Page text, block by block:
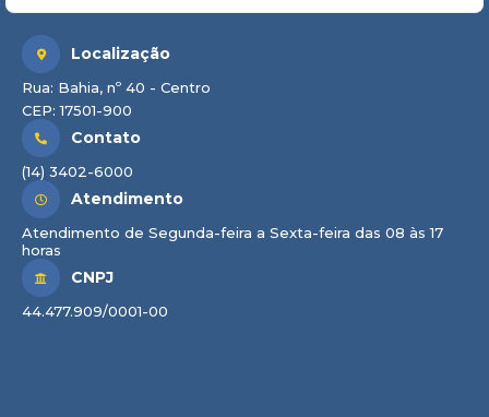
Localização
Rua: Bahia, nº 40 - Centro
CEP: 17501-900
Contato
(14) 3402-6000
Atendimento
Atendimento de Segunda-feira a Sexta-feira das 08 às 17
horas
CNPJ
44.477.909/0001-00